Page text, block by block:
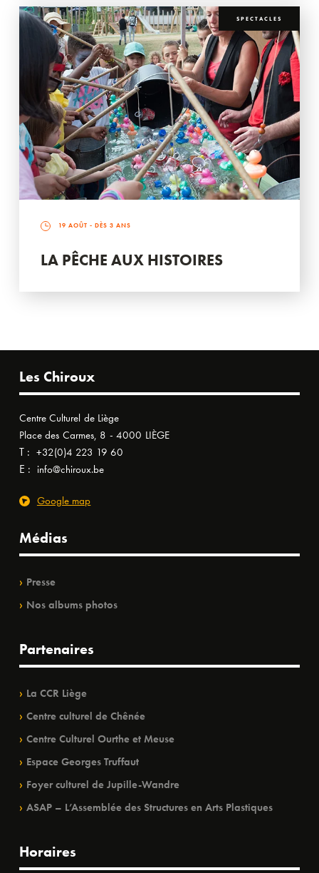
SPECTACLES
19 AOÛT - DÈS 3 ANS
LA PÊCHE AUX HISTOIRES
Les Chiroux
Centre Culturel de Liège
Place des Carmes, 8 - 4000 LIÈGE
T : +32(0)4 223 19 60
E : info@chiroux.be
Google map
Médias
Presse
Nos albums photos
Partenaires
La CCR Liège
Centre culturel de Chênée
Centre Culturel Ourthe et Meuse
Espace Georges Truffaut
Foyer culturel de Jupille-Wandre
ASAP – L’Assemblée des Structures en Arts Plastiques
Horaires